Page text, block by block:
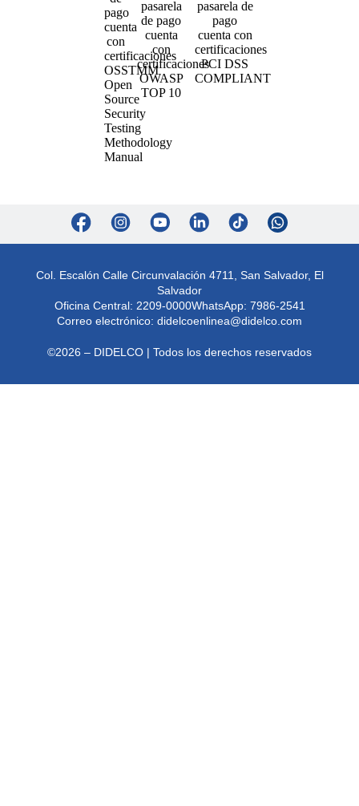
Col. Escalón Calle Circunvalación 4711, San Salvador, El
Salvador
Oficina Central: 2209-0000WhatsApp: 7986-2541
Correo electrónico: didelcoenlinea@didelco.com
©2026 – DIDELCO | Todos los derechos reservados